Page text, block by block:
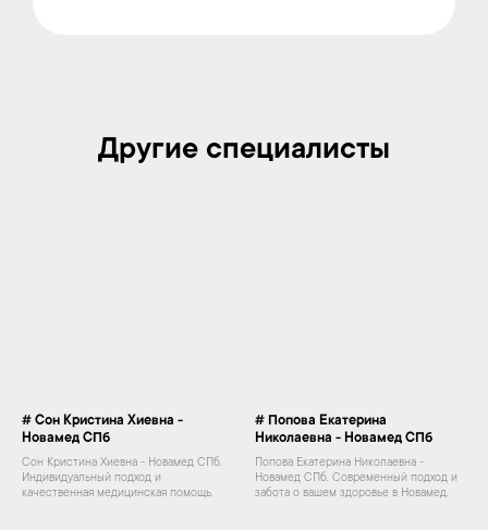
Другие специалисты
# Сон Кристина Хиевна -
Новамед СПб
Сон Кристина Хиевна - Новамед СПб.
Индивидуальный подход и
качественная медицинская помощь.
# Попова Екатерина
Николаевна - Новамед СПб
Попова Екатерина Николаевна -
Новамед СПб. Современный подход и
забота о вашем здоровье в Новамед.